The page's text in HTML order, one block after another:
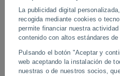
La publicidad digital
recogida mediante cookies o
permite financiar nuestra
contenido con altos estándares
Pulsando el botón "Aceptar y
web aceptando la instalación de
nuestras o de nuestros socios,
¡Impresionante
Lewotobi Laki Laki,
expulsado una